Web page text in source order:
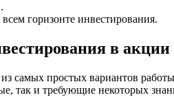
горизонте инвестирования.
в акции
самых простых вариантов
так и требующие некоторых